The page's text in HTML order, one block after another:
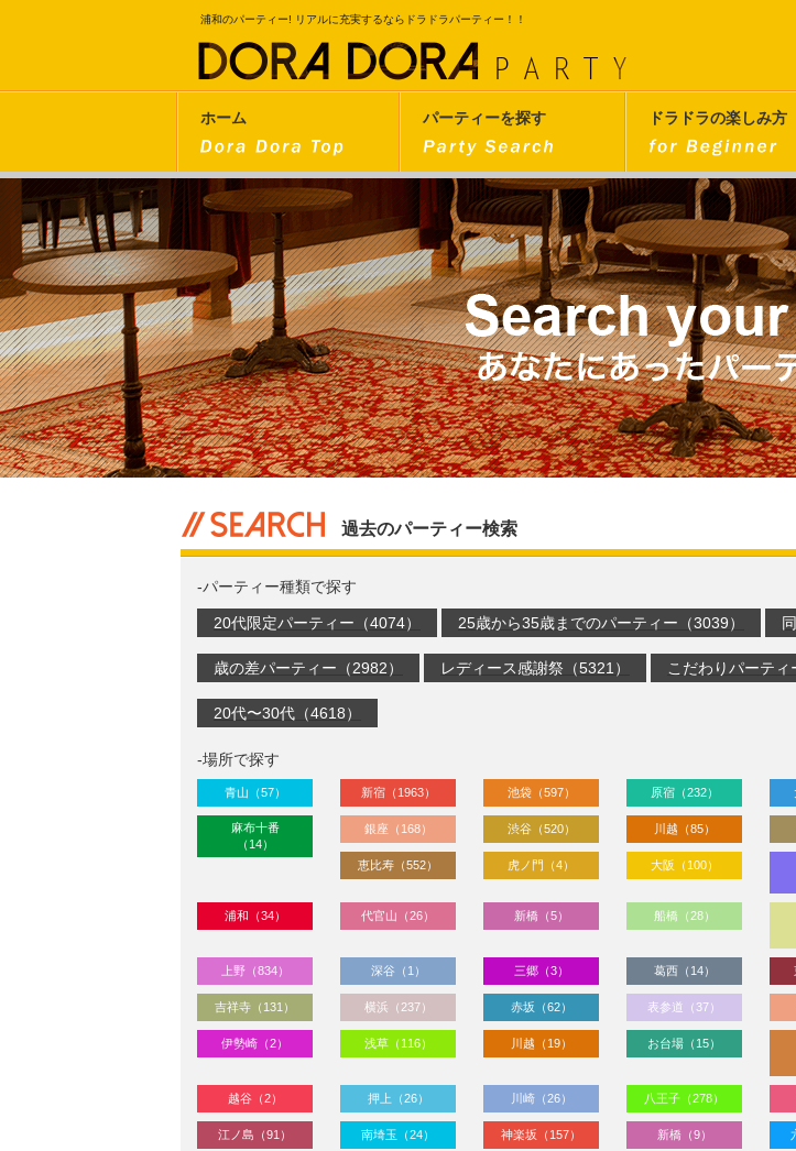
浦和のパーティー! リアルに充実するならドラドラパーティー！！
ホーム パーティーを探す ドラドラの楽しみ方
過去のパーティー検索
-パーティー種類で探す
20代限定パーティー（4074） 25歳から35歳までのパーティー（3039）
歳の差パーティー（2982） レディース感謝祭（5321） こだわりパーティ
20代〜30代（4618）
-場所で探す
青山（57） 新宿（1963） 池袋（597） 原宿（232）
麻布十番
（14）
銀座（168） 渋谷（520） 川越（85）
恵比寿（552） 虎ノ門（4） 大阪（100）
浦和（34） 代官山（26） 新橋（5） 船橋（28）
上野（834） 深谷（1） 三郷（3） 葛西（14）
吉祥寺（131） 横浜（237） 赤坂（62） 表参道（37）
伊勢崎（2） 浅草（116） 川越（19） お台場（15）
越谷（2） 押上（26） 川崎（26） 八王子（278）
江ノ島（91） 南埼玉（24） 神楽坂（157） 新橋（9）